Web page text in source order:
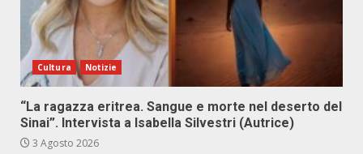
Cultura Notizie
“La ragazza eritrea. Sangue e morte nel deserto del
Sinai”. Intervista a Isabella Silvestri (Autrice)
3 Agosto 2026